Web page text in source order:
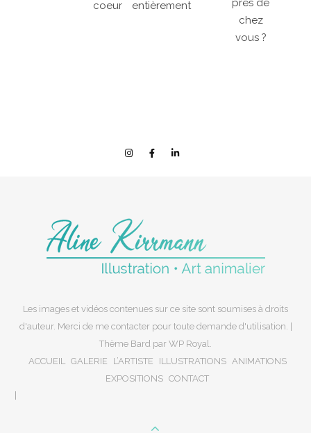
coeur
entièrement
près de
chez
vous ?
Les images et vidéos contenues sur ce site sont soumises à droits
d'auteur. Merci de me contacter pour toute demande d'utilisation. |
Thème Bard par WP Royal
ACCUEIL
GALERIE L’ARTISTE ILLUSTRATIONS
ANIMATIONS
EXPOSITIONS CONTACT